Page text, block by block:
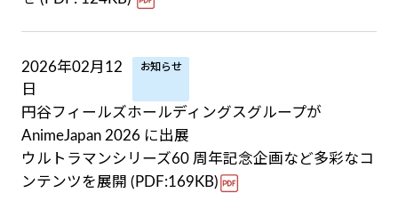
2026年02月12
日
お知らせ
円谷フィールズホールディングスグループが
AnimeJapan 2026 に出展
ウルトラマンシリーズ60 周年記念企画など多彩なコ
ンテンツを展開 (PDF:169KB)